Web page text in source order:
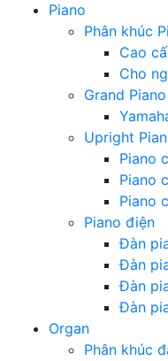
Piano
Phân khúc
Cao
Cho
Grand Piano
Upright
Piano
Piano
Piano
Piano điện
Đàn
Đàn
Đàn
Đàn
Organ
Phân khúc